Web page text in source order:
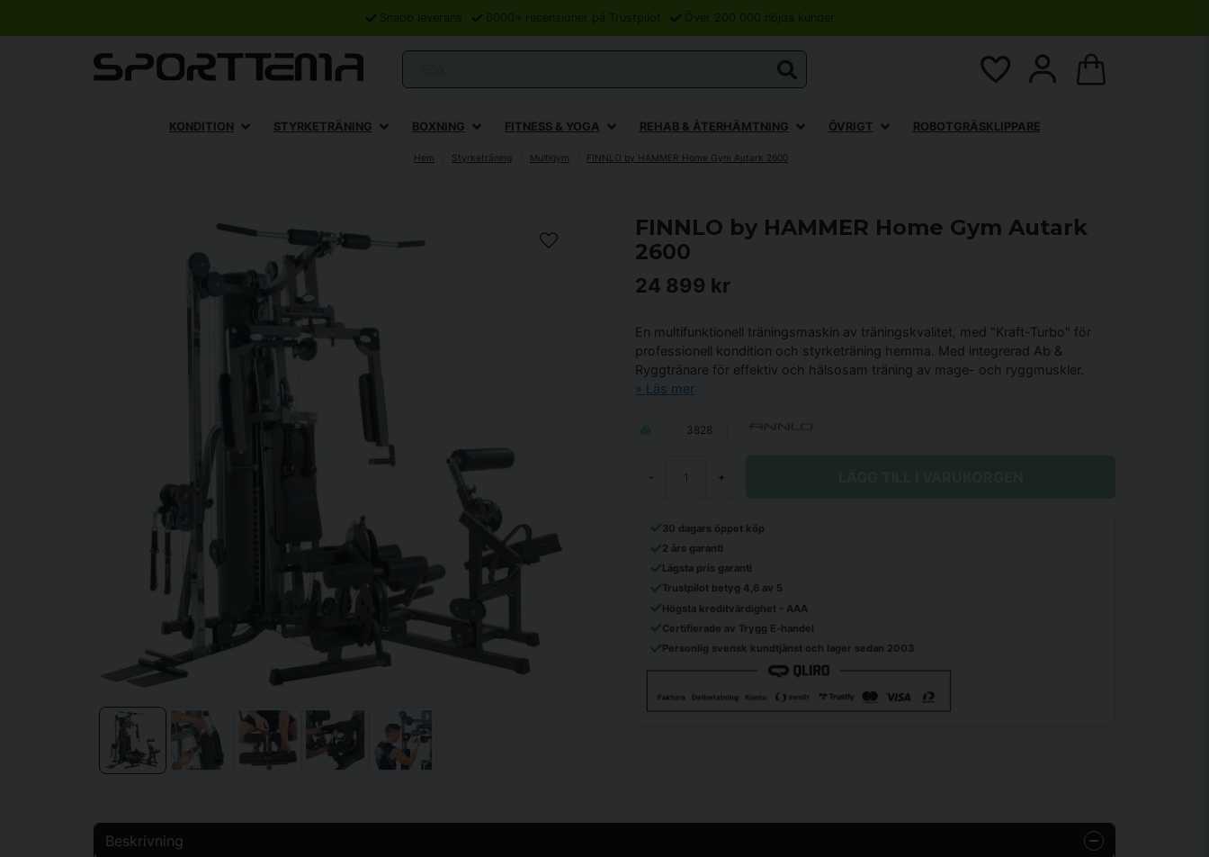
Snabb leverans 6000+ recensioner på Trustpilot Över 200 000 nöjda kunder
KONDITION STYRKETRÄNING BOXNING FITNESS & YOGA REHAB & ÅTERHÄMTNING ÖVRIGT ROBOTGRÄSKLIPPARE
Hem Styrketräning Multigym FINNLO by HAMMER Home Gym Autark 2600
FINNLO by HAMMER Home Gym Autark
2600
24 899 kr
En multifunktionell träningsmaskin av träningskvalitet, med "Kraft-Turbo" för
professionell kondition och styrketräning hemma. Med integrerad Ab &
Ryggtränare för effektiv och hälsosam träning av mage- och ryggmuskler.
Läs mer
3828
- +
30 dagars öppet köp
2 års garanti
Lägsta pris garanti
Trustpilot betyg 4,6 av 5
Högsta kreditvärdighet - AAA
Certifierade av Trygg E-handel
Personlig svensk kundtjänst och lager sedan 2003
Beskrivning